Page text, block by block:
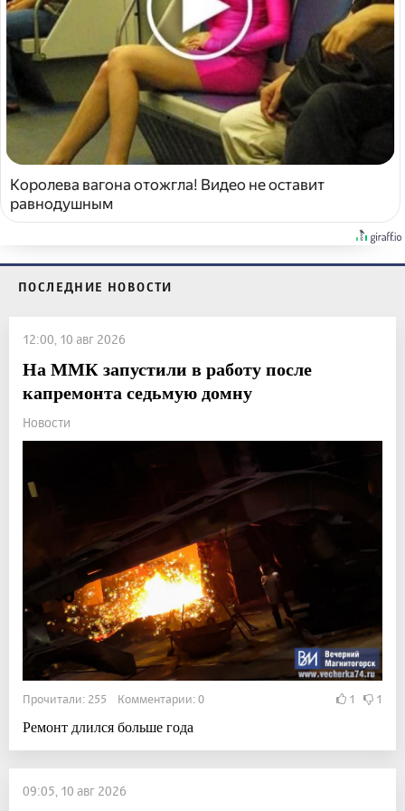
Королева вагона отожгла! Видео не оставит
равнодушным
ПОСЛЕДНИЕ НОВОСТИ
12:00, 10 авг 2026
На ММК запустили в работу после
капремонта седьмую домну
Новости
Прочитали: 255 Комментарии: 0 1 1
Ремонт длился больше года
09:05, 10 авг 2026